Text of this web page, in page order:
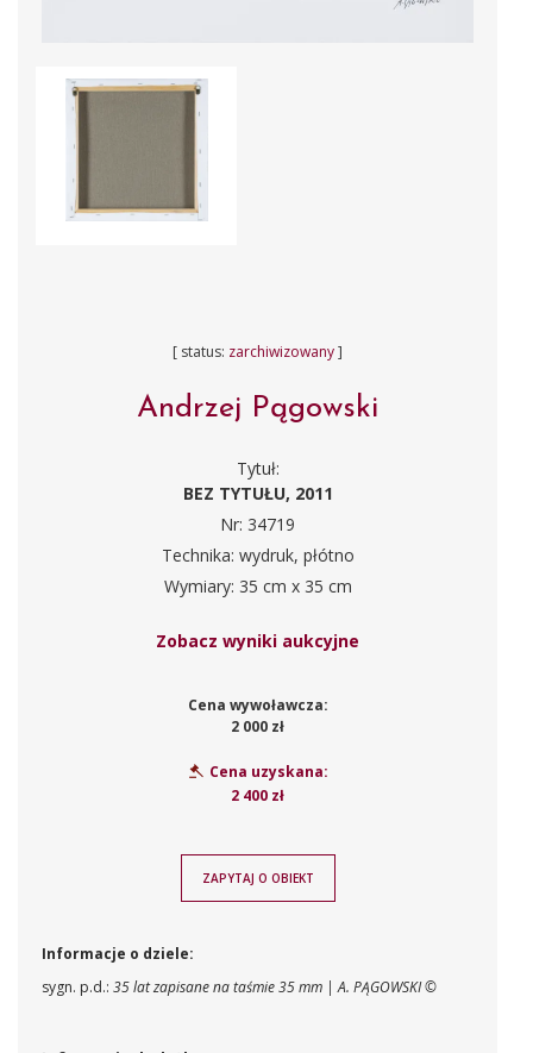
[ status: zarchiwizowany]
Andrzej Pągowski
Tytuł:
BEZ TYTUŁU, 2011
Nr: 34719
Technika: wydruk, płótno
Wymiary: 35 cm x 35 cm
Zobacz wyniki aukcyjne
Cena wywoławcza:
2 000 zł
Cena uzyskana:
2 400 zł
ZAPYTAJ O OBIEKT
Informacje o dziele:
sygn. p.d.: 35 lat zapisane na taśmie 35 mm | A. PĄGOWSKI ©